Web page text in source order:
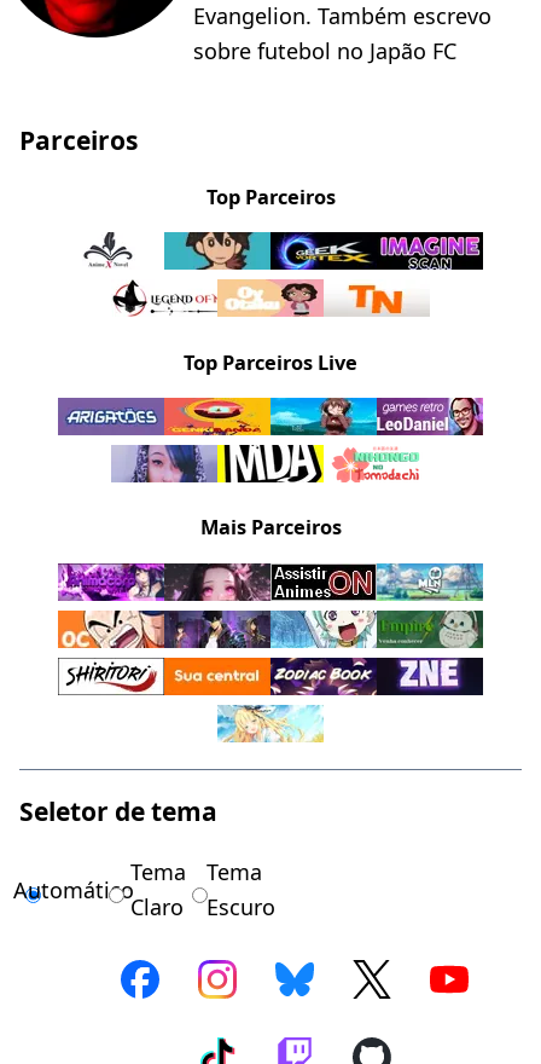
Evangelion. Também escrevo
sobre futebol no Japão FC
Parceiros
Top Parceiros
Top Parceiros Live
Mais Parceiros
Seletor de tema
Automático
Tema
Claro
Tema
Escuro